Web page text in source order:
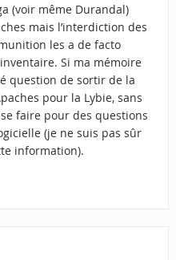
(voir même Durandal)
mais l’interdiction des
les a de facto
Si ma mémoire
question de sortir de la
pour la Lybie, sans
faire pour des questions
(je ne suis pas sûr
information).